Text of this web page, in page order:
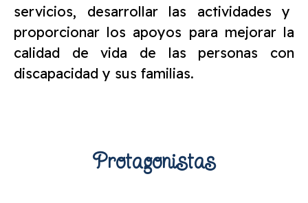
servicios, desarrollar las actividades y
proporcionar los apoyos para mejorar la
calidad de vida de las personas con
discapacidad y sus familias.
Protagonistas